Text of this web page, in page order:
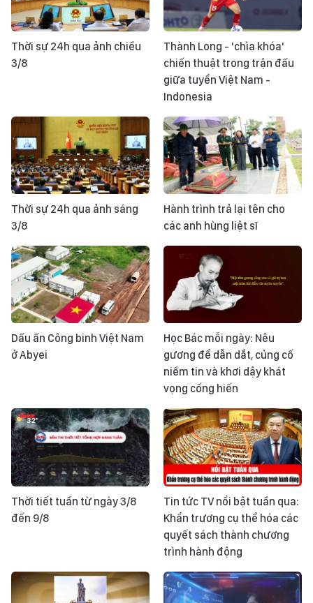
Thời sự 24h qua ảnh chiều
3/8
Thành Long - 'chìa khóa'
chiến thuật trong trận đấu
giữa tuyển Việt Nam -
Indonesia
Thời sự 24h qua ảnh sáng
3/8
Hành trình trả lại tên cho
các anh hùng liệt sĩ
Dấu ấn Công binh Việt Nam
ở Abyei
Học Bác mỗi ngày: Nêu
gương để dẫn dắt, củng cố
niềm tin và khơi dậy khát
vọng cống hiến
Thời tiết tuần từ ngày 3/8
đến 9/8
Tin tức TV nổi bật tuần qua:
Khẩn trương cụ thể hóa các
quyết sách thành chương
trình hành động